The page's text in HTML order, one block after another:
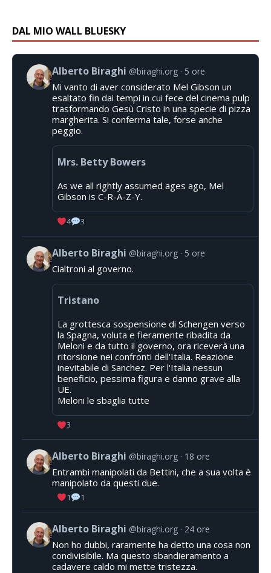
DAL MIO WALL BLUESKY
Alberto Biraghi @biraghi.org 5 ore
Mi vanto di aver considerato Mel Gibson un
esaltato fin dai tempi in cui fece del cinema pulp
trasformando Gesù Cristo in una specie di pizza
margherita. Si conferma tale, forse anche
peggio.
Mrs. Betty Bowers
As we all rightly assumed ages ago, Mel
Gibson is C-R-A-Z-Y.
4 3
Alberto Biraghi @biraghi.org 5 ore
Cialtroni al governo.
Tristano
La grottesca sospensione di Schengen verso
la Spagna, voluta e fieramente ribadita da
Meloni e da tutto il governo, ora riceverà una
ritorsione nei confronti dell'Italia. Reazione
inevitabile di Sanchez. Per l'Italia nessun
beneficio, pessima figura e danno grave alla
UE.
Meloni le sbaglia tutte
3
Alberto Biraghi @biraghi.org 18 ore
Entrambi manipolati da Bettini, che a sua volta è
manipolato da questi due.
1 1
Alberto Biraghi @biraghi.org 24 ore
Non ho dubbi, raramente ha detto una cosa non
condivisibile. Ma questo sbandieramento a
cadavere caldo mi mette tristezza.